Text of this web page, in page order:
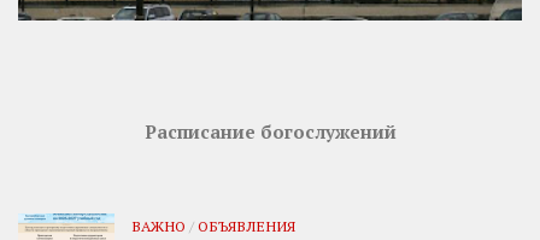
Расписание богослужений
ВАЖНО / ОБЪЯВЛЕНИЯ